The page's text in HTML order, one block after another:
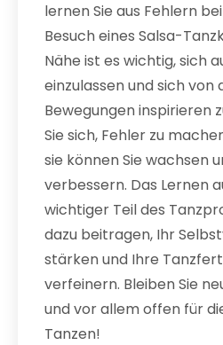
lernen Sie aus Fehlern
Besuch eines Salsa-
Nähe ist es wichtig, sich
einzulassen und sich von
Bewegungen inspirieren
Sie sich, Fehler zu
sie können Sie wachsen
verbessern. Das Lernen
wichtiger Teil des
dazu beitragen, Ihr
stärken und Ihre
verfeinern. Bleiben Sie
und vor allem offen für
Tanzen!